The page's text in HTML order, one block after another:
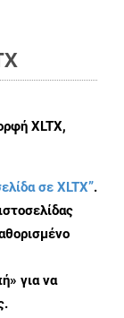
XLTX,
σε XLTX”.
για να